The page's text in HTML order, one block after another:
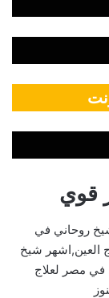
قوي
روحاني في
العين,اشهر شيخ
في مصر لعلاج